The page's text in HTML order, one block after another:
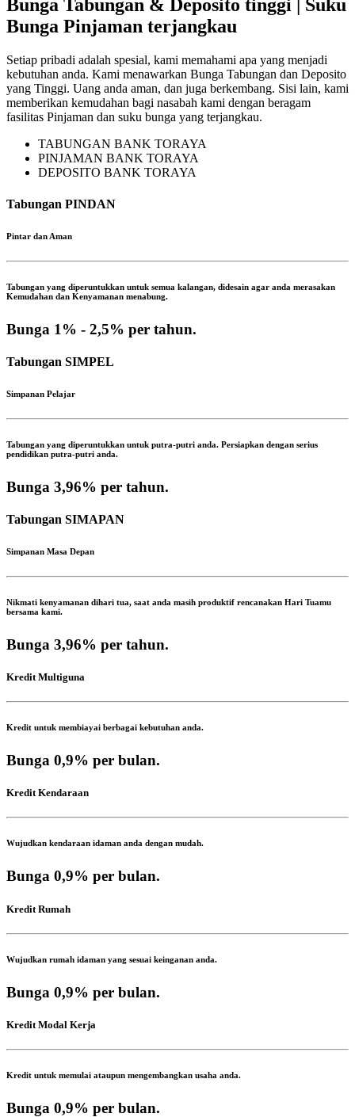
Bunga Tabungan & Deposito tinggi | Suku
Bunga Pinjaman terjangkau
Setiap pribadi adalah spesial, kami memahami apa yang menjadi
kebutuhan anda. Kami menawarkan Bunga Tabungan dan Deposito
yang Tinggi. Uang anda aman, dan juga berkembang. Sisi lain, kami
memberikan kemudahan bagi nasabah kami dengan beragam
fasilitas Pinjaman dan suku bunga yang terjangkau.
TABUNGAN BANK TORAYA
PINJAMAN BANK TORAYA
DEPOSITO BANK TORAYA
Tabungan PINDAN
Pintar dan Aman
Tabungan yang diperuntukkan untuk semua kalangan, didesain agar anda merasakan
Kemudahan dan Kenyamanan menabung.
Bunga 1% - 2,5% per tahun.
Tabungan SIMPEL
Simpanan Pelajar
Tabungan yang diperuntukkan untuk putra-putri anda. Persiapkan dengan serius
pendidikan putra-putri anda.
Bunga 3,96% per tahun.
Tabungan SIMAPAN
Simpanan Masa Depan
Nikmati kenyamanan dihari tua, saat anda masih produktif rencanakan Hari Tuamu
bersama kami.
Bunga 3,96% per tahun.
Kredit Multiguna
Kredit untuk membiayai berbagai kebutuhan anda.
Bunga 0,9% per bulan.
Kredit Kendaraan
Wujudkan kendaraan idaman anda dengan mudah.
Bunga 0,9% per bulan.
Kredit Rumah
Wujudkan rumah idaman yang sesuai keinganan anda.
Bunga 0,9% per bulan.
Kredit Modal Kerja
Kredit untuk memulai ataupun mengembangkan usaha anda.
Bunga 0,9% per bulan.